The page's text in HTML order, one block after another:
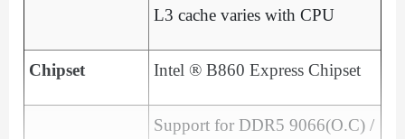
L3 cache varies with CPU
Chipset Intel ® B860 Express Chipset
Support for DDR5 9066(O.C) /